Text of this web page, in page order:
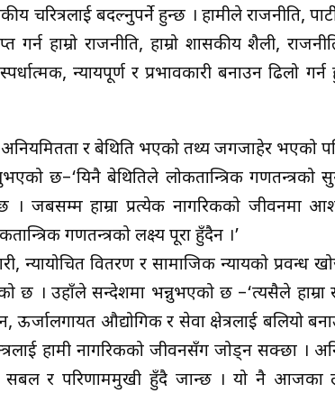
चरित्रलाई बदल्नुपर्ने हुन्छ । हामीले राजनीति,
गर्न हाम्रो राजनीति, हाम्रो शासकीय शैली,
न्यायपूर्ण र प्रभावकारी बनाउन ढिलो गर्न
र बेथिति भएको तथ्य जगजाहेर भएको पनि
छ–‘यिनै बेथितिले लोकतान्त्रिक गणतन्त्रको
। जबसम्म हाम्रा प्रत्येक नागरिकको जीवनमा
गणतन्त्रको लक्ष्य पूरा हुँदैन ।’
न्यायोचित वितरण र सामाजिक न्यायको प्रवन्ध
छ । उहाँले सन्देशमा भन्नुभएको छ –‘त्यसैले हाम्रा
ऊर्जालगायत औद्योगिक र सेवा क्षेत्रलाई बलियो
हामी नागरिकको जीवनसँग जोड्न सक्छौँ ।
र परिणाममुखी हुँदै जान्छ । यो नै आजका